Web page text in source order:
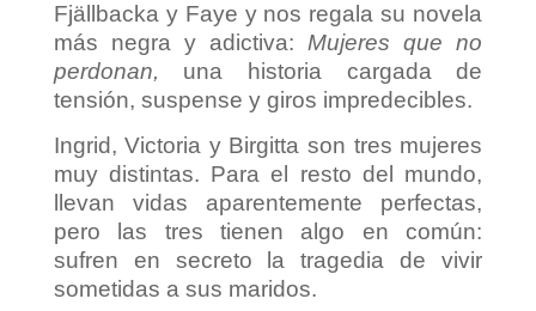
Fjällbacka y Faye y nos regala su novela
más negra y adictiva: Mujeres que no
perdonan, una historia cargada de
tensión, suspense y giros impredecibles.
Ingrid, Victoria y Birgitta son tres mujeres
muy distintas. Para el resto del mundo,
llevan vidas aparentemente perfectas,
pero las tres tienen algo en común:
sufren en secreto la tragedia de vivir
sometidas a sus maridos.